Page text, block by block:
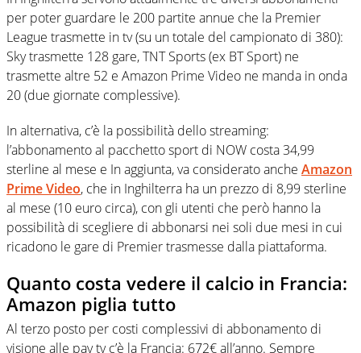
per poter guardare le 200 partite annue che la Premier
League trasmette in tv (su un totale del campionato di 380):
Sky trasmette 128 gare, TNT Sports (ex BT Sport) ne
trasmette altre 52 e Amazon Prime Video ne manda in onda
20 (due giornate complessive).
In alternativa, c’è la possibilità dello streaming:
l’abbonamento al pacchetto sport di NOW costa 34,99
sterline al mese e In aggiunta, va considerato anche Amazon
Prime Video, che in Inghilterra ha un prezzo di 8,99 sterline
al mese (10 euro circa), con gli utenti che però hanno la
possibilità di scegliere di abbonarsi nei soli due mesi in cui
ricadono le gare di Premier trasmesse dalla piattaforma.
Quanto costa vedere il calcio in Francia:
Amazon piglia tutto
Al terzo posto per costi complessivi di abbonamento di
visione alle pay tv c’è la Francia: 672€ all’anno. Sempre